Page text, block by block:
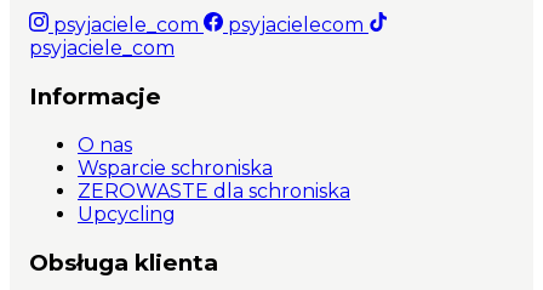
psyjaciele_com
psyjacielecom
psyjaciele_com
Informacje
O nas
Wsparcie schroniska
ZEROWASTE dla schroniska
Upcycling
Obsługa klienta